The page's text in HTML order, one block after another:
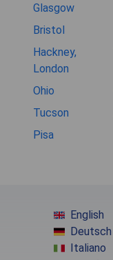
Glasgow
Bristol
Hackney,
London
Ohio
Tucson
Pisa
English
Deutsch
Italiano